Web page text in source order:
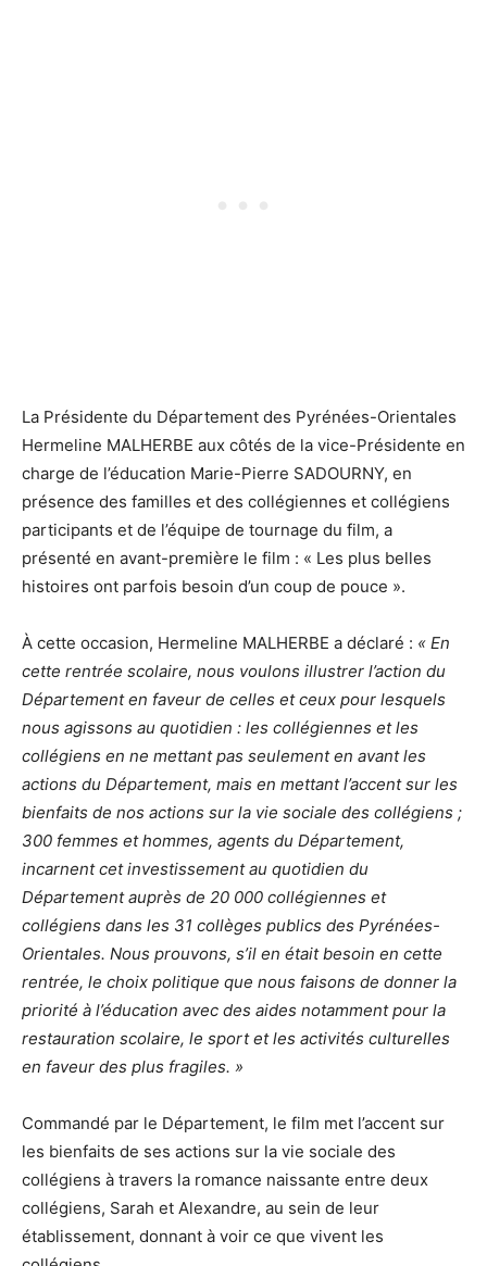
La Présidente du Département des Pyrénées-Orientales
Hermeline MALHERBE aux côtés de la vice-Présidente en
charge de l’éducation Marie-Pierre SADOURNY, en
présence des familles et des collégiennes et collégiens
participants et de l’équipe de tournage du film, a
présenté en avant-première le film : « Les plus belles
histoires ont parfois besoin d’un coup de pouce ».
À cette occasion, Hermeline MALHERBE a déclaré : « En
cette rentrée scolaire, nous voulons illustrer l’action du
Département en faveur de celles et ceux pour lesquels
nous agissons au quotidien : les collégiennes et les
collégiens en ne mettant pas seulement en avant les
actions du Département, mais en mettant l’accent sur les
bienfaits de nos actions sur la vie sociale des collégiens ;
300 femmes et hommes, agents du Département,
incarnent cet investissement au quotidien du
Département auprès de 20 000 collégiennes et
collégiens dans les 31 collèges publics des Pyrénées-
Orientales. Nous prouvons, s’il en était besoin en cette
rentrée, le choix politique que nous faisons de donner la
priorité à l’éducation avec des aides notamment pour la
restauration scolaire, le sport et les activités culturelles
en faveur des plus fragiles. »
Commandé par le Département, le film met l’accent sur
les bienfaits de ses actions sur la vie sociale des
collégiens à travers la romance naissante entre deux
collégiens, Sarah et Alexandre, au sein de leur
établissement, donnant à voir ce que vivent les